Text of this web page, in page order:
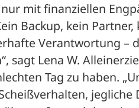
mit finanziellen
Backup, kein
Verantwortung –
sagt Lena W.
Tag zu haben.